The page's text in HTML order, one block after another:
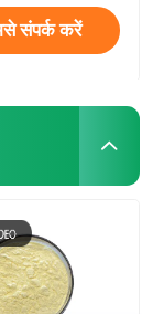
संपर्क करें